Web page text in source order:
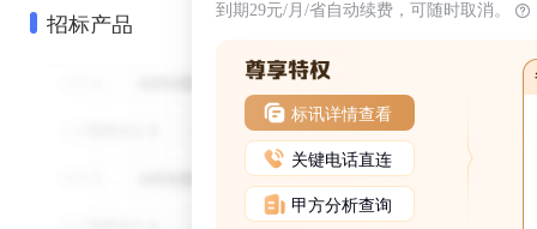
招标产品 到期29元/月/省自动续费，可随时取消。
标讯详情查看
关键电话直连
甲方分析查询